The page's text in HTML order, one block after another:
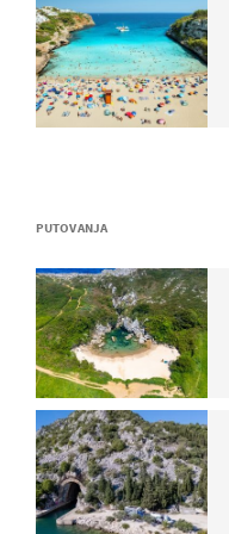
PUTOVANJA